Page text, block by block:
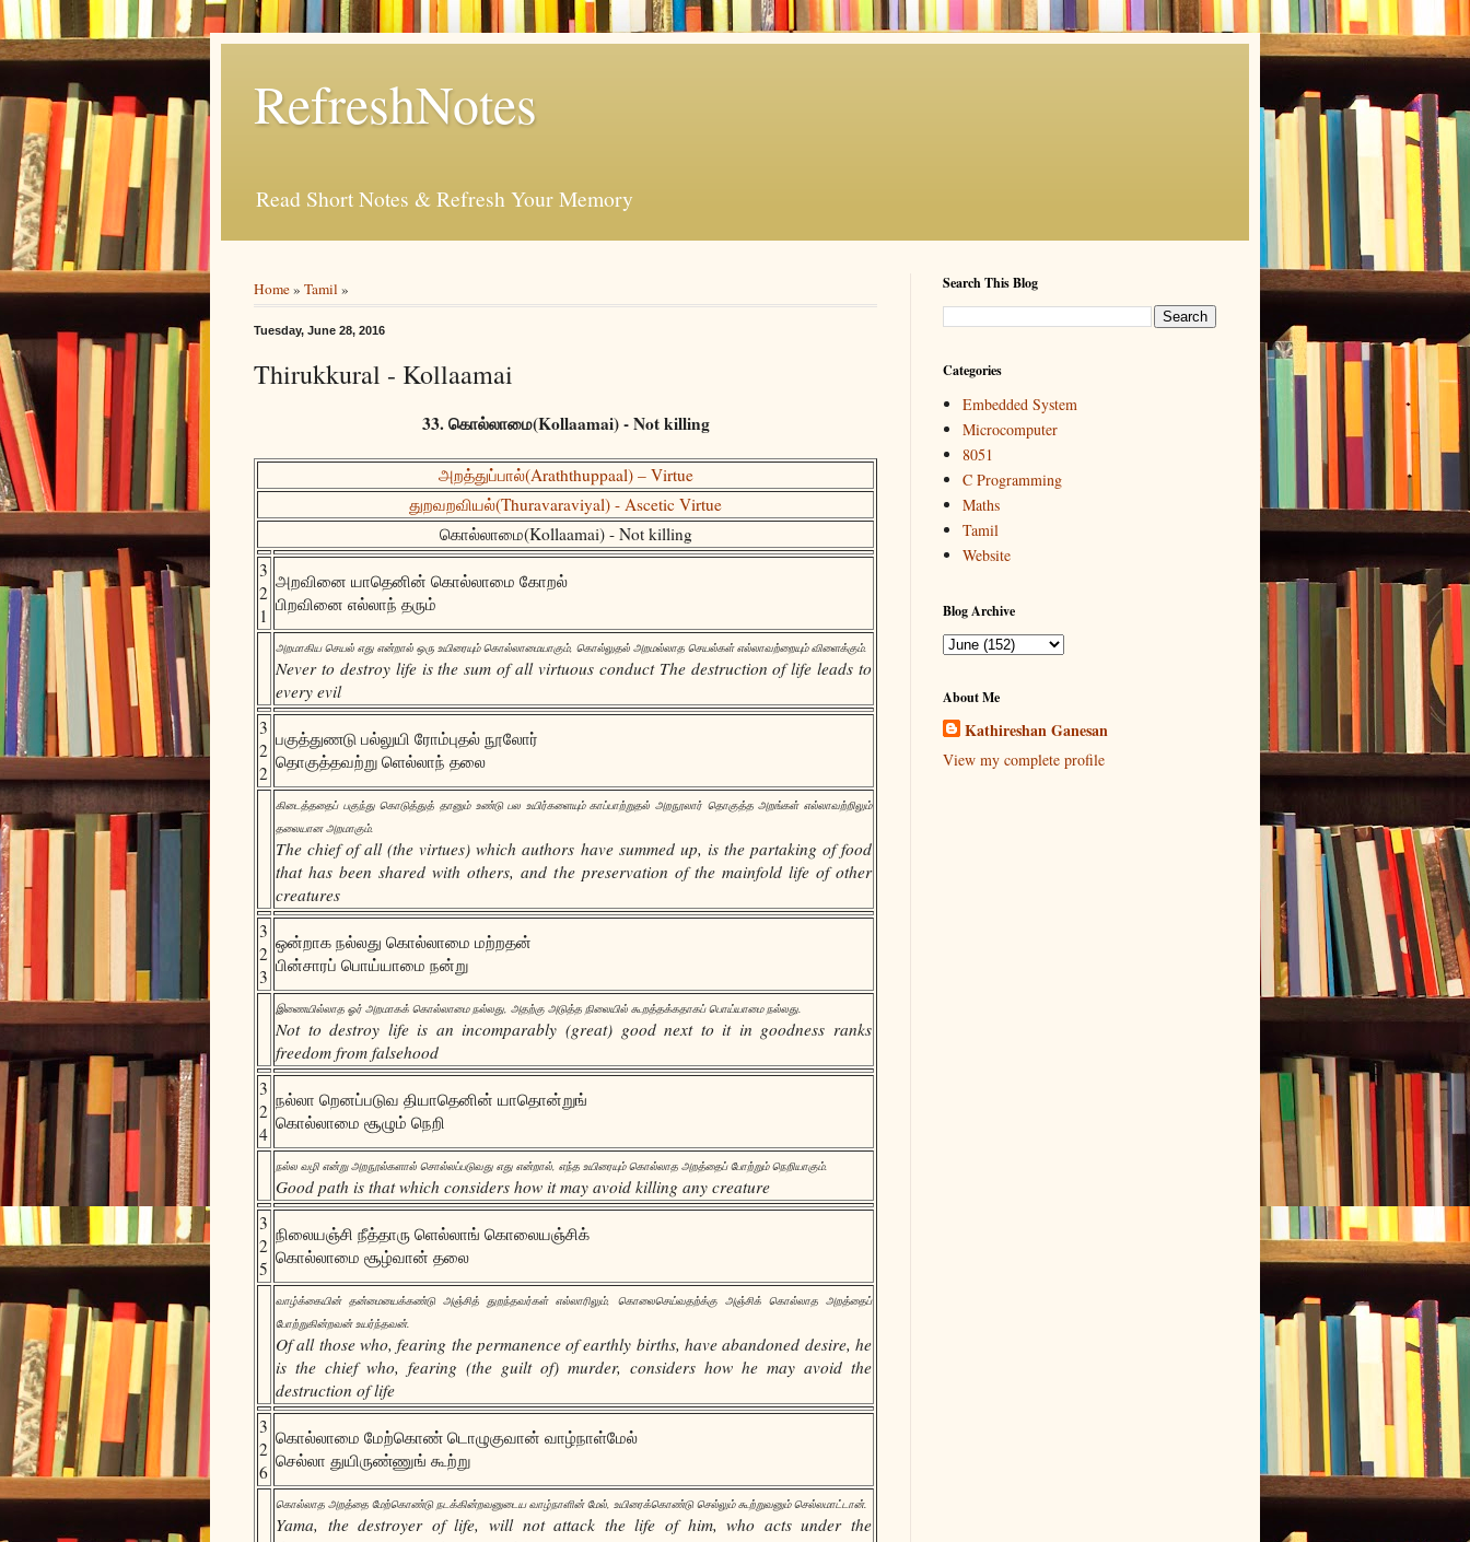
RefreshNotes
Read Short Notes & Refresh Your Memory
Home» Tamil »
Tuesday, June 28, 2016
Thirukkural - Kollaamai
33. கொல்லாமை(Kollaamai) - Not killing
அறத்துப்பால்(Araththuppaal) – Virtue
துறவறவியல்(Thuravaraviyal) - Ascetic Virtue
கொல்லாமை(Kollaamai) - Not killing
3
2
1
அறவினை யாதெனின் கொல்லாமை கோறல்
பிறவினை எல்லாந் தரும்
அறமாகிய செயல் எது என்றால் ஒரு உயிரையும் கொல்லாமையாகும், கொல்லுதல் அறமல்லாத செயல்கள் எல்லாவற்றையும் விளைக்கும்.
Never to destroy life is the sum of all virtuous conduct The destruction of life leads to
every evil
3
2
2
பகுத்துணடு பல்லுயி ரோம்புதல் நூலோர்
தொகுத்தவற்று ளெல்லாந் தலை
கிடைத்ததைப் பகுந்து கொடுத்துத் தானும் உண்டு பல உயிர்களையும் காப்பாற்றுதல் அறநூலார் தொகுத்த அறங்கள் எல்லாவற்றிலும்
தலையான அறமாகும்.
The chief of all (the virtues) which authors have summed up, is the partaking of food
that has been shared with others, and the preservation of the mainfold life of other
creatures
3
2
3
ஒன்றாக நல்லது கொல்லாமை மற்றதன்
பின்சாரப் பொய்யாமை நன்று
இணையில்லாத ஓர் அறமாகக் கொல்லாமை நல்லது, அதற்கு அடுத்த நிலையில் கூறத்தக்கதாகப் பொய்யாமை நல்லது.
Not to destroy life is an incomparably (great) good next to it in goodness ranks
freedom from falsehood
3
2
4
நல்லா றெனப்படுவ தியாதெனின் யாதொன்றுங்
கொல்லாமை சூழும் நெறி
நல்ல வழி என்று அறநூல்களால் சொல்லப்படுவது எது என்றால், எந்த உயிரையும் கொல்லாத அறத்தைப் போற்றும் நெறியாகும்.
Good path is that which considers how it may avoid killing any creature
3
2
5
நிலையஞ்சி நீத்தாரு ளெல்லாங் கொலையஞ்சிக்
கொல்லாமை சூழ்வான் தலை
வாழ்க்கையின் தன்மையைக்கண்டு அஞ்சித் துறந்தவர்கள் எல்லாரிலும், கொலைசெய்வதற்க்கு அஞ்சிக் கொல்லாத அறத்தைப்
போற்றுகின்றவன் உயர்ந்தவன்.
Of all those who, fearing the permanence of earthly births, have abandoned desire, he
is the chief who, fearing (the guilt of) murder, considers how he may avoid the
destruction of life
3
2
6
கொல்லாமை மேற்கொண் டொழுகுவான் வாழ்நாள்மேல்
செல்லா துயிருண்ணுங் கூற்று
கொல்லாத அறத்தை மேற்கொண்டு நடக்கின்றவனுடைய வாழ்நாளின் மேல், உயிரைக்கொண்டு செல்லும் கூற்றுவனும் செல்லமாட்டான்.
Yama, the destroyer of life, will not attack the life of him, who acts under the
Search This Blog
Categories
Embedded System
Microcomputer
8051
C Programming
Maths
Tamil
Website
Blog Archive
About Me
Kathireshan Ganesan
View my complete profile